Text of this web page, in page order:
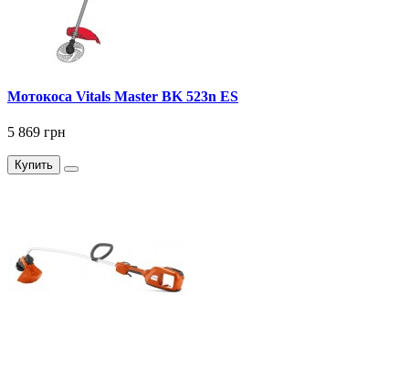
Мотокоса Vitals Master BK 523n ES
5 869 грн
Купить